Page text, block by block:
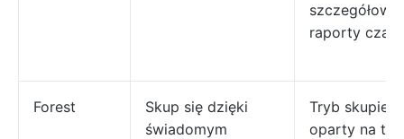
szczegółowe
raporty
Forest
Skup się dzięki
świadomym
Tryb
oparty na